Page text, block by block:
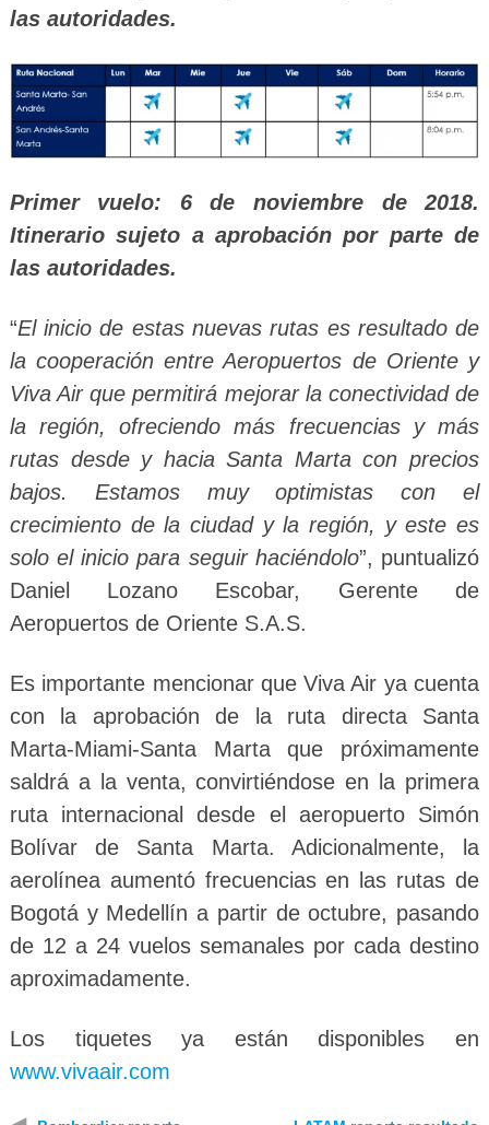
las autoridades.
Primer vuelo: 6 de noviembre de 2018.
Itinerario sujeto a aprobación por parte de
las autoridades.
“El inicio de estas nuevas rutas es resultado de
la cooperación entre Aeropuertos de Oriente y
Viva Air que permitirá mejorar la conectividad de
la región, ofreciendo más frecuencias y más
rutas desde y hacia Santa Marta con precios
bajos. Estamos muy optimistas con el
crecimiento de la ciudad y la región, y este es
solo el inicio para seguir haciéndolo”, puntualizó
Daniel Lozano Escobar, Gerente de
Aeropuertos de Oriente S.A.S.
Es importante mencionar que Viva Air ya cuenta
con la aprobación de la ruta directa Santa
Marta-Miami-Santa Marta que próximamente
saldrá a la venta, convirtiéndose en la primera
ruta internacional desde el aeropuerto Simón
Bolívar de Santa Marta. Adicionalmente, la
aerolínea aumentó frecuencias en las rutas de
Bogotá y Medellín a partir de octubre, pasando
de 12 a 24 vuelos semanales por cada destino
aproximadamente.
Los tiquetes ya están disponibles en
www.vivaair.com